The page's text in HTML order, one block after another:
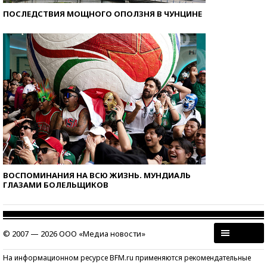
ПОСЛЕДСТВИЯ МОЩНОГО ОПОЛЗНЯ В ЧУНЦИНЕ
ВОСПОМИНАНИЯ НА ВСЮ ЖИЗНЬ. МУНДИАЛЬ
ГЛАЗАМИ БОЛЕЛЬЩИКОВ
© 2007 — 2026 ООО «Медиа новости»
На информационном ресурсе BFM.ru применяются рекомендательные